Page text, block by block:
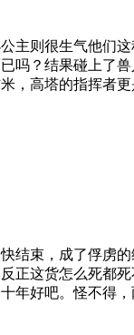
主则很生气他们
吗？结果碰上了
，高塔的指挥者更
结束，成了俘虏
正这货怎么死都
年好吧。怪不得